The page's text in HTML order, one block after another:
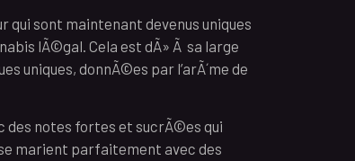
qui sont maintenant devenus uniques
lÃ©gal. Cela est dÃ» Ã sa large
uniques, donnÃ©es par l’arÃ´me de
des notes fortes et sucrÃ©es qui
marient parfaitement avec des